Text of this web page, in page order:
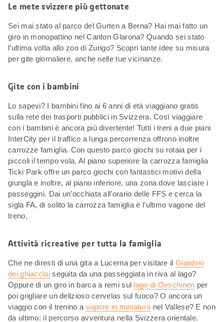
Le mete svizzere più gettonate
Sei mai stato al parco del Gurten a Berna? Hai mai fatto un
giro in monopattino nel Canton Glarona? Quando sei stato
l’ultima volta allo zoo di Zurigo? Scopri tante idee su misura
per gite giornaliere, anche nelle tue vicinanze.
Gite con i bambini
Lo sapevi? I bambini fino ai 6 anni di età viaggiano gratis
sulla rete dei trasporti pubblici in Svizzera. Così viaggiare
con i bambini è ancora più divertente! Tutti i treni a due piani
InterCity per il traffico a lunga percorrenza offrono inoltre
carrozze famiglia. Con questo parco giochi su rotaia per i
piccoli il tempo vola. Al piano superiore la carrozza famiglia
Ticki Park offre un parco giochi con fantastici motivi della
giungla e inoltre, al piano inferiore, una zona dove lasciare i
passeggini. Dai un’occhiata all’orario delle FFS e cerca la
sigla FA, di solito la carrozza famiglia è l’ultimo vagone del
treno.
Attività ricreative per tutta la famiglia
Che ne diresti di una gita a Lucerna per visitare il Giardino
dei ghiacciaiseguita da una passeggiata in riva al lago?
Oppure di un giro in barca a remi sul lago di Oeschinen per
poi grigliare un delizioso cervelas sul fuoco? O ancora un
viaggio con il trenino a vapore in miniatura nel Vallese? E non
da ultimo: il percorso avventura nella Svizzera orientale.